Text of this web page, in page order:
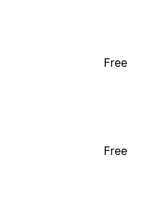
Free
Free